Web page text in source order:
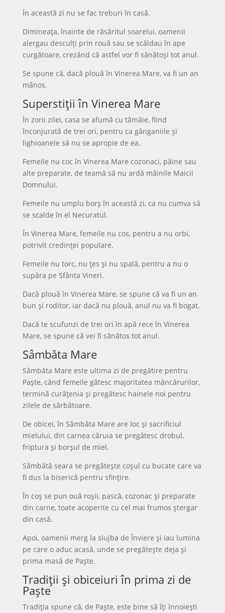
În această zi nu se fac treburi în casă.
Dimineața, înainte de răsăritul soarelui, oamenii
alergau desculți prin rouă sau se scăldau în ape
curgătoare, crezând că astfel vor fi sănătoși tot anul.
Se spune că, dacă plouă în Vinerea Mare, va fi un an
mănos.
Superstiții în Vinerea Mare
În zorii zilei, casa se afumă cu tămâie, fiind
înconjurată de trei ori, pentru ca gânganiile și
lighioanele să nu se apropie de ea.
Femeile nu coc în Vinerea Mare cozonaci, pâine sau
alte preparate, de teamă să nu ardă mâinile Maicii
Domnului.
Femeile nu umplu borș în această zi, ca nu cumva să
se scalde în el Necuratul.
În Vinerea Mare, femeile nu cos, pentru a nu orbi,
potrivit credinței populare.
Femeile nu torc, nu țes și nu spală, pentru a nu o
supăra pe Sfânta Vineri.
Dacă plouă în Vinerea Mare, se spune că va fi un an
bun și roditor, iar dacă nu plouă, anul nu va fi bogat.
Dacă te scufunzi de trei ori în apă rece în Vinerea
Mare, se spune că vei fi sănătos tot anul.
Sâmbăta Mare
Sâmbăta Mare este ultima zi de pregătire pentru
Paște, când femeile gătesc majoritatea mâncărurilor,
termină curățenia și pregătesc hainele noi pentru
zilele de sărbătoare.
De obicei, în Sâmbăta Mare are loc și sacrificiul
mielului, din carnea căruia se pregătesc drobul,
friptura și borșul de miel.
Sâmbătă seara se pregătește coșul cu bucate care va
fi dus la biserică pentru sfințire.
În coș se pun ouă roșii, pască, cozonac și preparate
din carne, toate acoperite cu cel mai frumos ștergar
din casă.
Apoi, oamenii merg la slujba de Înviere și iau lumina
pe care o aduc acasă, unde se pregătește deja și
prima masă de Paște.
Tradiții și obiceiuri în prima zi de
Paște
Tradiția spune că, de Paște, este bine să îți înnoiești